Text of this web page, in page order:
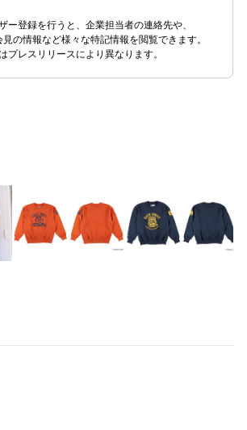
ー登録を行うと、企業担当者の連絡先や、
の情報など様々な特記情報を閲覧できます。
プレスリリースにより異なります。